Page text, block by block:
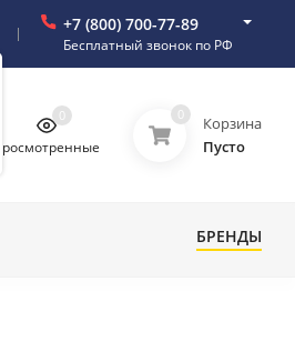
+7 (800) 700-77-89
Бесплатный звонок по РФ
Просмотренные
0 0
Корзина
Пусто
БРЕНДЫ